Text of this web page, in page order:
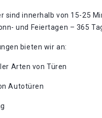
sind innerhalb von 15-25
und Feiertagen – 365
bieten wir an:
Arten von Türen
Autotüren